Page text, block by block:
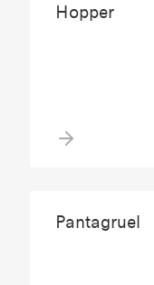
Hopper
Pantagruel